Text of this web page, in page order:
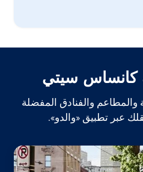
كانساس سيتي
والمطاعم والفنادق المفضلة
عبر تطبيق «والدو».